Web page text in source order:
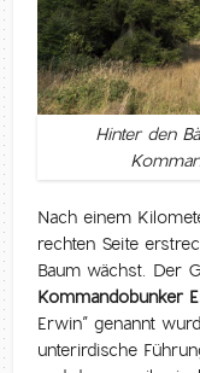
Hinter den
Nach einem
rechten Seite
Baum wächst. Der
Kommandobunker
Erwin” genannt
unterirdische